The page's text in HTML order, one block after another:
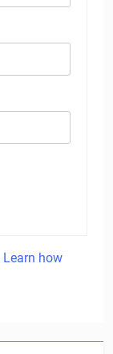
Learn how